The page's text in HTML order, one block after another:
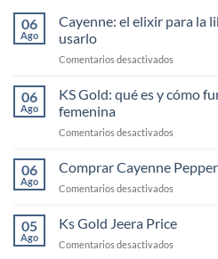
06
Ago
Cayenne: el elixir para la
usarlo
Comentarios desactivados
el
la
femenina
cómo
06
Ago
KS Gold: qué es y cómo
femenina
Comentarios desactivados
Gold:
es
cómo
06
Ago
Comprar Cayenne Pepper
Comentarios desactivados
05
Ago
Ks Gold Jeera Price
Comentarios desactivados